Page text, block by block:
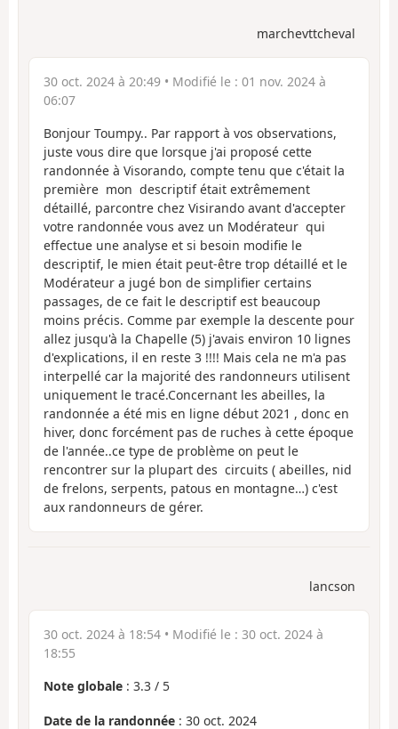
marchevttcheval
30 oct. 2024 à 20:49 • Modifié le : 01 nov. 2024 à
06:07
Bonjour Toumpy.. Par rapport à vos observations,
juste vous dire que lorsque j'ai proposé cette
randonnée à Visorando, compte tenu que c'était la
première mon descriptif était extrêmement
détaillé, parcontre chez Visirando avant d'accepter
votre randonnée vous avez un Modérateur qui
effectue une analyse et si besoin modifie le
descriptif, le mien était peut-être trop détaillé et le
Modérateur a jugé bon de simplifier certains
passages, de ce fait le descriptif est beaucoup
moins précis. Comme par exemple la descente pour
allez jusqu'à la Chapelle (5) j'avais environ 10 lignes
d'explications, il en reste 3 !!!! Mais cela ne m'a pas
interpellé car la majorité des randonneurs utilisent
uniquement le tracé.Concernant les abeilles, la
randonnée a été mis en ligne début 2021 , donc en
hiver, donc forcément pas de ruches à cette époque
de l'année..ce type de problème on peut le
rencontrer sur la plupart des circuits ( abeilles, nid
de frelons, serpents, patous en montagne…) c'est
aux randonneurs de gérer.
lancson
30 oct. 2024 à 18:54 • Modifié le : 30 oct. 2024 à
18:55
Note globale : 3.3 / 5
Date de la randonnée : 30 oct. 2024